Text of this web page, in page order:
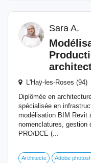
Sara A.
L'Haÿ-les-Roses
Diplômée en
spécialisée en
modélisation BIM Revit
nomenclatures, gestion
PRO/DCE (...
Architecte Adobe